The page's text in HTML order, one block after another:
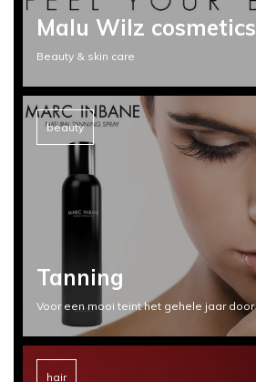
Malu Wilz cosmetics
Beauty & skin care
beauty
Tanning
Voor een mooi teint het gehele jaar door
hair